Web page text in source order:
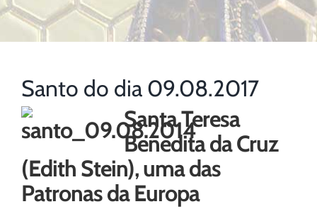
Santo do dia 09.08.2017
Santa Teresa
Benedita da Cruz
(Edith Stein), uma das
Patronas da Europa